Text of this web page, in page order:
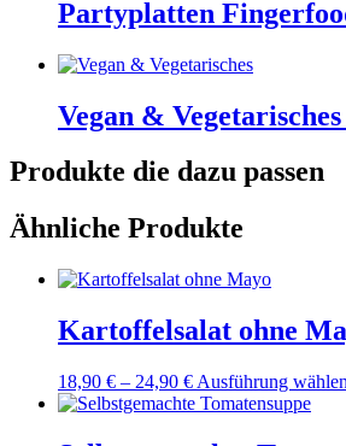
Partyplatten
Vegan & Vegetarisches
Produkte die dazu passen
Ähnliche Produkte
Kartoffelsalat ohne
18,90 € – 24,90 € Ausführung wählen